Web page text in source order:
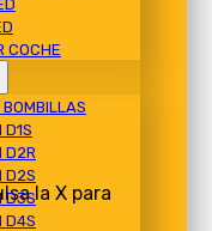
COCHE
D1S
D2R
D2S
D3S
D4S
la X para